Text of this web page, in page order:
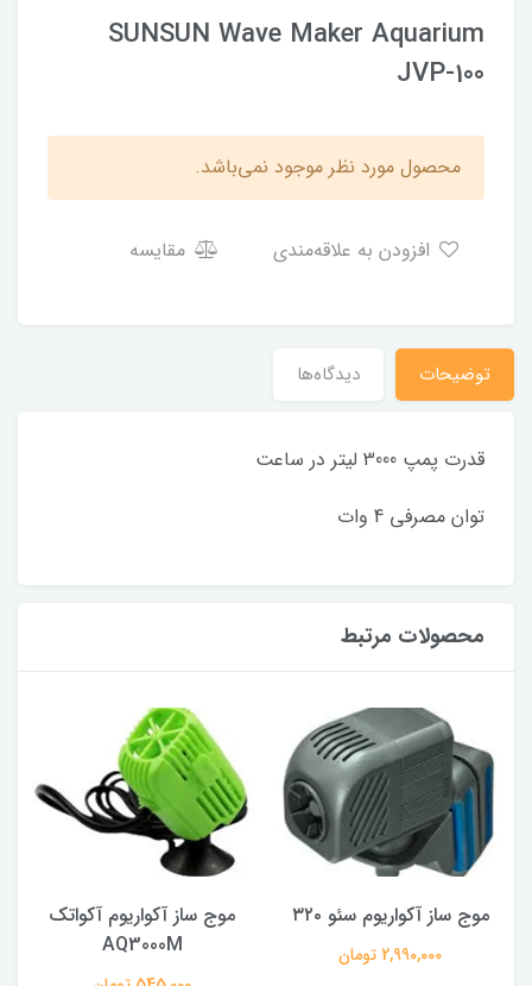
SUNSUN Wave Maker Aquarium
JVP-100
محصول مورد نظر موجود نمی‌باشد.
مقایسه
توضیحات دیدگاه‌ها
قدرت پمپ 3000 لیتر در ساعت
توان مصرفی 4 وات
محصولات مرتبط
موج ساز آکواریوم سئو ۳۲۰
2,990,000 تومان
موج ساز آکواریوم آکواتک
AQ3000M